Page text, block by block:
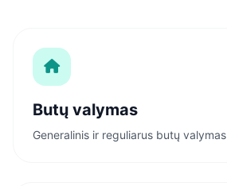
Butų valymas
Generalinis ir reguliarus butų valymas